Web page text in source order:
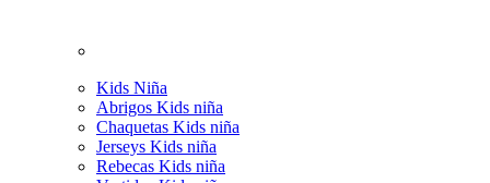
Kids Niña
Abrigos Kids niña
Chaquetas Kids niña
Jerseys Kids niña
Rebecas Kids niña